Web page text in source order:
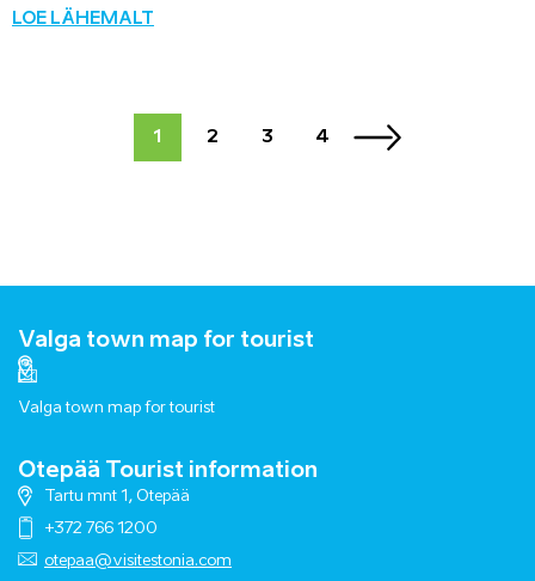
LOE LÄHEMALT
1 2 3 4
Valga town map for tourist
Valga town map for tourist
Otepää Tourist information
Tartu mnt 1, Otepää
+372 766 1200
otepaa@visitestonia.com